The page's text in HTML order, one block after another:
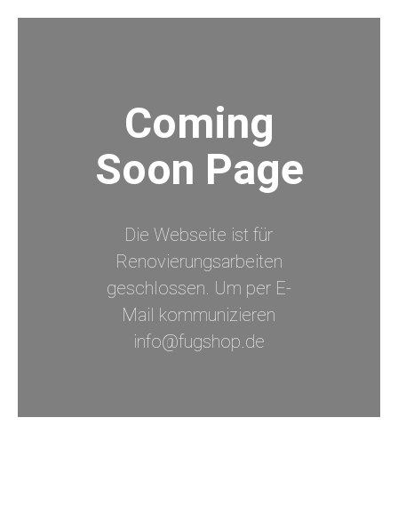
Coming
Soon Page
Die Webseite ist für
Renovierungsarbeiten
geschlossen. Um per E-
Mail kommunizieren
info@fugshop.de